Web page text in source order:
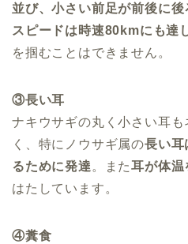
並び、小さい前足が前後に後
スピードは時速80kmにも達
を掴むことはできません。
③長い耳
ナキウサギの丸く小さい耳
く、特にノウサギ属の長い耳
るために発達 。また耳が体温
はたしています。
④糞食